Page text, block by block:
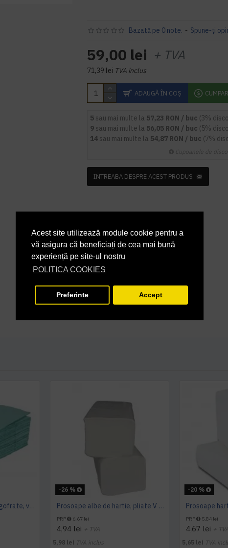
Acest site utilizează module cookie pentru a
vă asigura că beneficiați de cea mai bună
experiență pe site-ul nostru
POLITICA COOKIES
Preferinte Accept
Bazată pe 0 note. - Spune-ţi
59,00 lei + TVA
71,39 lei TVA inclus
ADAUGĂ ÎN COŞ
5 sau mai multe la 57,23 RON / buc (3%
9 sau mai multe la 56,05 RON / buc (5%
14 sau mai multe la 54,87 RON / buc (7%
INTREABA DESPRE ACEST PRODUS
Prosoape hartie pliate, gofrate, verzi, 25 x 23 cm, V fold, 1 strat, AQAS, 250 buc/pachet
-26 %
Prosoape albe de hartie, pliate V fold, 25 x 23 cm, in 2 straturi, 160 buc/pachet, 20 pac/bax, AQAS
PRP 6,67 lei
4,94 lei + TVA
5,98 lei TVA inclus
-20 %
PRP 5,84 lei
4,67 lei + TVA
5,65 lei TVA